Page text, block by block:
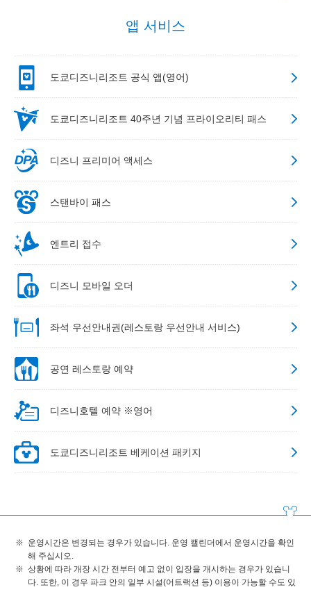
앱 서비스
도쿄디즈니리조트 공식 앱(영어)
도쿄디즈니리조트 40주년 기념 프라이오리티 패스
디즈니 프리미어 액세스
스탠바이 패스
엔트리 접수
디즈니 모바일 오더
좌석 우선안내권(레스토랑 우선안내 서비스)
공연 레스토랑 예약
디즈니호텔 예약 ※영어
도쿄디즈니리조트 베케이션 패키지
운영시간은 변경되는 경우가 있습니다. 운영 캘린더에서 운영시간을 확인
해 주십시오.
상황에 따라 개장 시간 전부터 예고 없이 입장을 개시하는 경우가 있습니
다. 또한, 이 경우 파크 안의 일부 시설(어트랙션 등) 이용이 가능할 수도 있